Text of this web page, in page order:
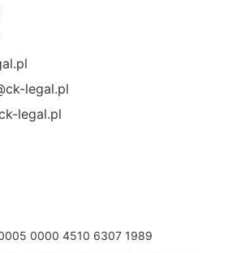
legal.pl
legal.pl
0000 4510 6307 1989